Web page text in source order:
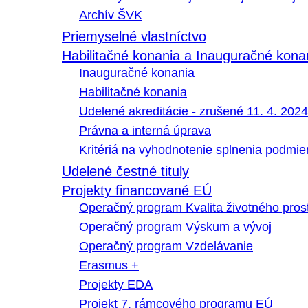
Archív ŠVK
Priemyselné vlastníctvo
Habilitačné konania a Inauguračné
Inauguračné konania
Habilitačné konania
Udelené akreditácie - zrušené 11. 4. 2024
Právna a interná úprava
Kritériá na vyhodnotenie splnenia
Udelené čestné tituly
Projekty financované EÚ
Operačný program Kvalita životného
Operačný program Výskum a vývoj
Operačný program Vzdelávanie
Erasmus +
Projekty EDA
Projekt 7. rámcového programu EÚ